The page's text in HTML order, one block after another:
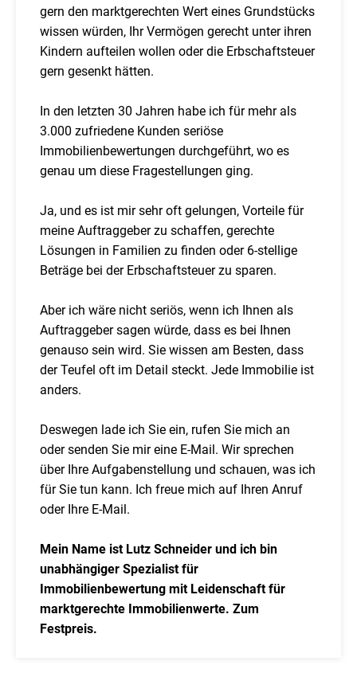
gern den marktgerechten Wert eines Grundstücks
wissen würden, Ihr Vermögen gerecht unter ihren
Kindern aufteilen wollen oder die Erbschaftsteuer
gern gesenkt hätten.
In den letzten 30 Jahren habe ich für mehr als
3.000 zufriedene Kunden seriöse
Immobilienbewertungen durchgeführt, wo es
genau um diese Fragestellungen ging.
Ja, und es ist mir sehr oft gelungen, Vorteile für
meine Auftraggeber zu schaffen, gerechte
Lösungen in Familien zu finden oder 6-stellige
Beträge bei der Erbschaftsteuer zu sparen.
Aber ich wäre nicht seriös, wenn ich Ihnen als
Auftraggeber sagen würde, dass es bei Ihnen
genauso sein wird. Sie wissen am Besten, dass
der Teufel oft im Detail steckt. Jede Immobilie ist
anders.
Deswegen lade ich Sie ein, rufen Sie mich an
oder senden Sie mir eine E-Mail. Wir sprechen
über Ihre Aufgabenstellung und schauen, was ich
für Sie tun kann. Ich freue mich auf Ihren Anruf
oder Ihre E-Mail.
Mein Name ist Lutz Schneider und ich bin
unabhängiger Spezialist für
Immobilienbewertung mit Leidenschaft für
marktgerechte Immobilienwerte. Zum
Festpreis.